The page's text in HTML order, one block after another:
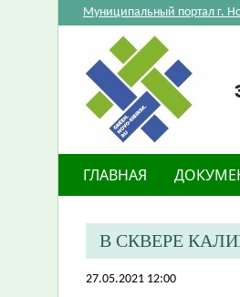
Муниципальный портал г.
ГЛАВНАЯ
В СКВЕРЕ
27.05.2021 12:00